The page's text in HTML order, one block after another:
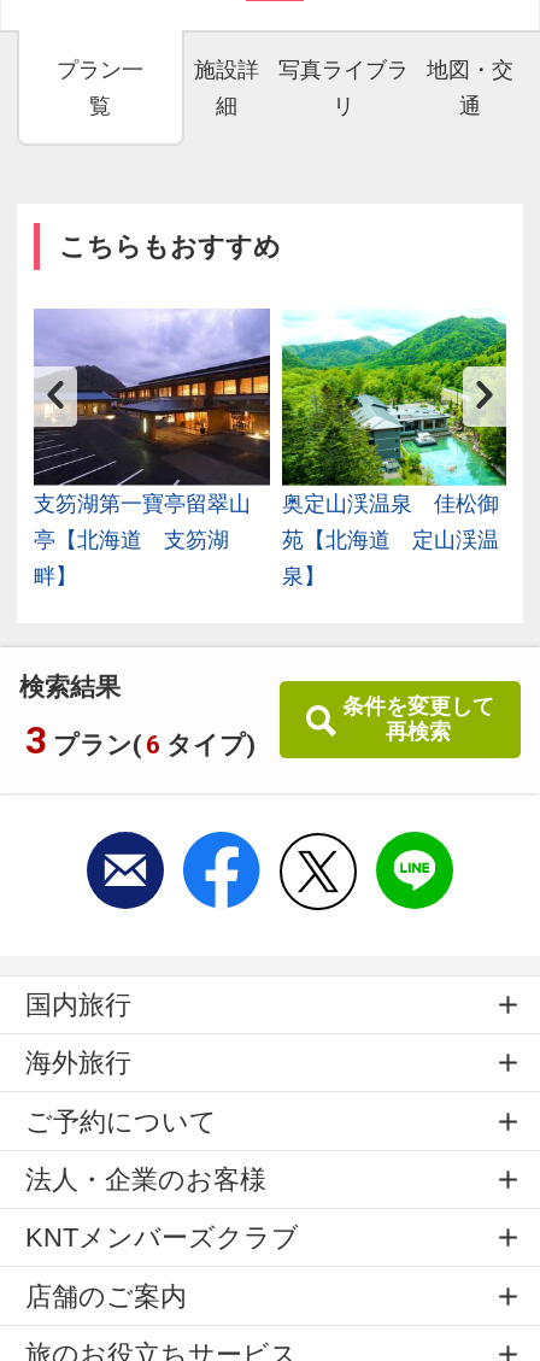
検索結果
3 プラン( 6 タイプ)
条件を変更して
再検索
プラン一
覧
施設詳
細
写真ライブラ
リ
地図・交
通
こちらもおすすめ
支笏湖第一寶亭留翠山
亭【北海道 支笏湖
畔】
奥定山渓温泉 佳松御
苑【北海道 定山渓温
泉】
国内旅行
海外旅行
ご予約について
法人・企業のお客様
KNTメンバーズクラブ
店舗のご案内
旅のお役立ちサービス